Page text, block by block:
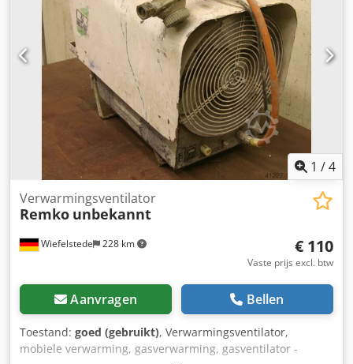
1 /4
Wiefelstede 228 km
Verwarmingsventilator
Remko unbekannt
€ 110
Vaste prijs excl. btw
Aanvragen Bellen
Toestand: goed (gebruikt), Verwarmingsventilator,
mobiele verwarming, gasverwarming, gasventilator -